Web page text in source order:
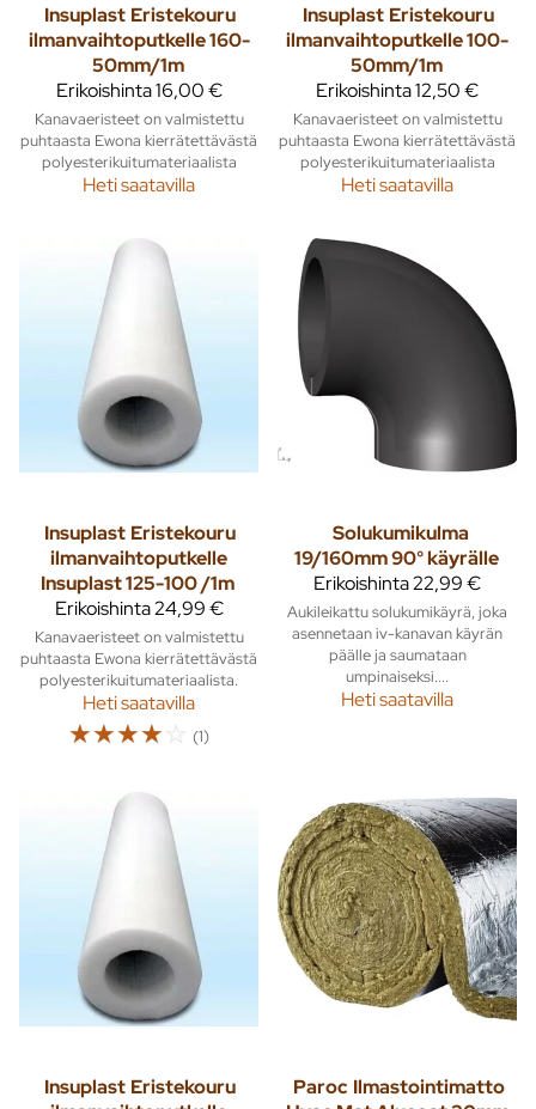
Insuplast Eristekouru
ilmanvaihtoputkelle 160-
50mm/1m
Erikoishinta16,00 €
Kanavaeristeet on valmistettu
puhtaasta Ewona kierrätettävästä
polyesterikuitumateriaalista
Heti saatavilla
Insuplast Eristekouru
ilmanvaihtoputkelle 100-
50mm/1m
Erikoishinta12,50 €
Kanavaeristeet on valmistettu
puhtaasta Ewona kierrätettävästä
polyesterikuitumateriaalista
Heti saatavilla
Insuplast Eristekouru
ilmanvaihtoputkelle
Insuplast 125-100 /1m
Erikoishinta24,99 €
Kanavaeristeet on valmistettu
puhtaasta Ewona kierrätettävästä
polyesterikuitumateriaalista.
Heti saatavilla
☆☆☆☆☆ (1)
Solukumikulma
19/160mm 90° käyrälle
Erikoishinta22,99 €
Aukileikattu solukumikäyrä, joka
asennetaan iv-kanavan käyrän
päälle ja saumataan
umpinaiseksi....
Heti saatavilla
Insuplast Eristekouru
Paroc Ilmastointimatto